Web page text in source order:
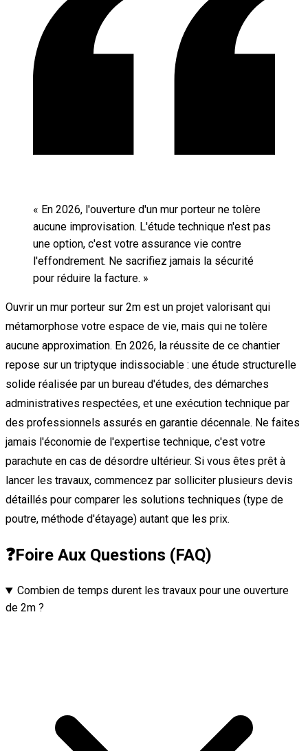
« En 2026, l'ouverture d'un mur porteur ne tolère
aucune improvisation. L'étude technique n'est pas
une option, c'est votre assurance vie contre
l'effondrement. Ne sacrifiez jamais la sécurité
pour réduire la facture. »
Ouvrir un mur porteur sur 2m est un projet valorisant qui
métamorphose votre espace de vie, mais qui ne tolère
aucune approximation. En 2026, la réussite de ce chantier
repose sur un triptyque indissociable : une étude structurelle
solide réalisée par un bureau d'études, des démarches
administratives respectées, et une exécution technique par
des professionnels assurés en garantie décennale. Ne faites
jamais l'économie de l'expertise technique, c'est votre
parachute en cas de désordre ultérieur. Si vous êtes prêt à
lancer les travaux, commencez par solliciter plusieurs devis
détaillés pour comparer les solutions techniques (type de
poutre, méthode d'étayage) autant que les prix.
❓Foire Aux Questions (FAQ)
Combien de temps durent les travaux pour une ouverture
de 2m ?